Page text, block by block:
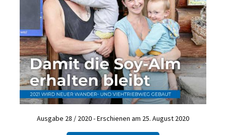
Ausgabe 28 / 2020 - Erschienen am 25. August 2020